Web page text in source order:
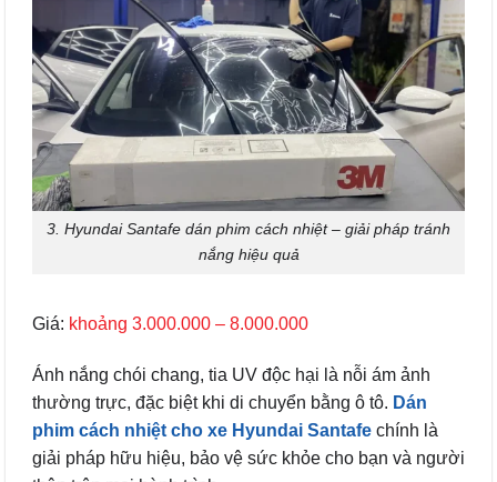
3. Hyundai Santafe dán phim cách nhiệt – giải pháp tránh
nắng hiệu quả
Giá: khoảng 3.000.000 – 8.000.000
Ánh nắng chói chang, tia UV độc hại là nỗi ám ảnh
thường trực, đặc biệt khi di chuyển bằng ô tô. Dán
phim cách nhiệt cho xe Hyundai Santafe chính là
giải pháp hữu hiệu, bảo vệ sức khỏe cho bạn và người